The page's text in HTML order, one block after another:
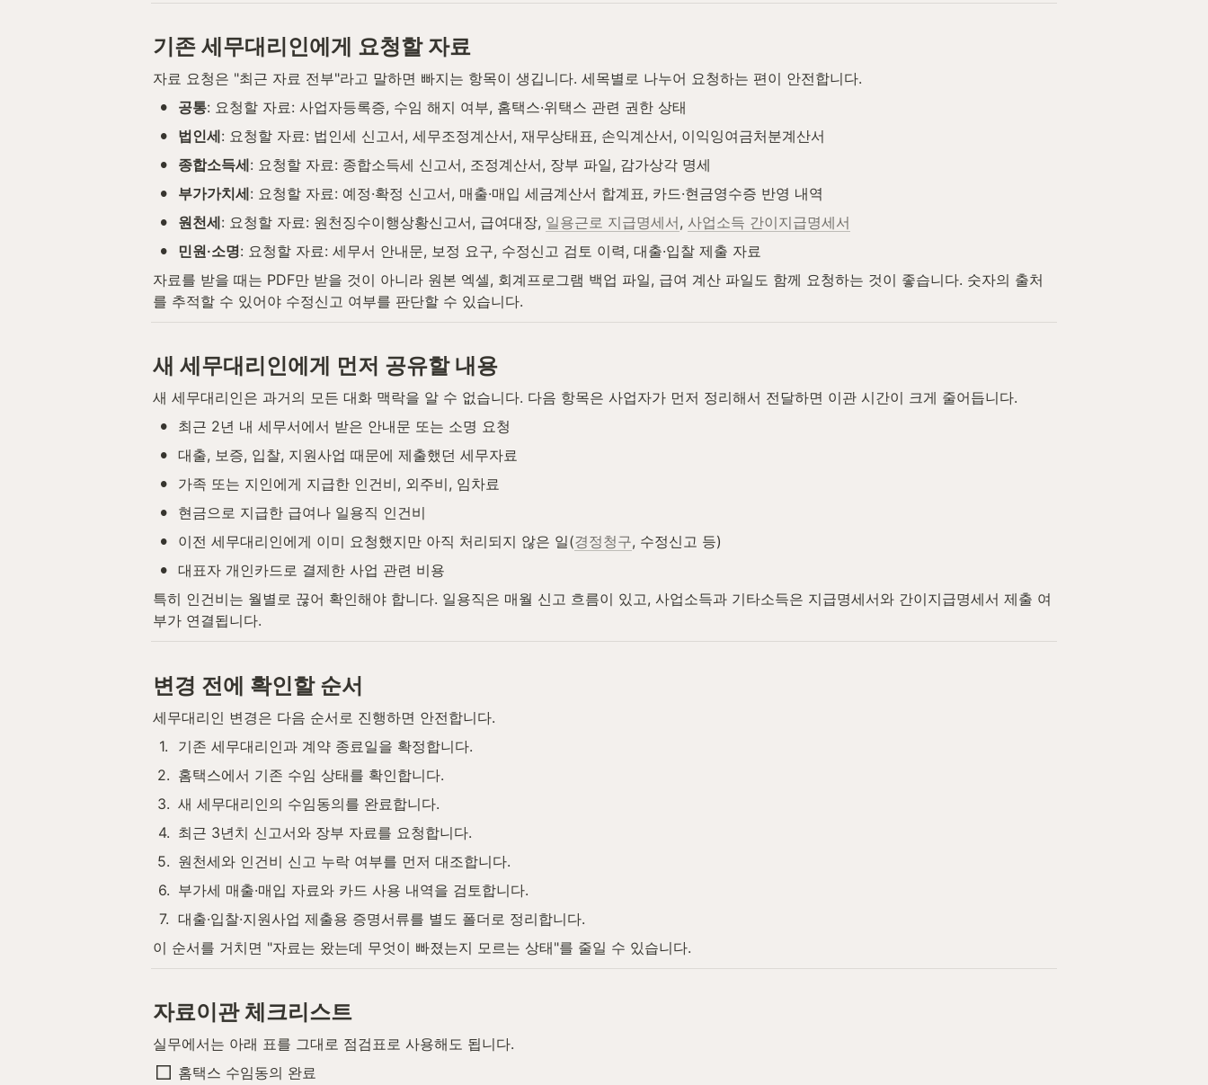
기존 세무대리인에게 요청할 자료
자료 요청은 "최근 자료 전부"라고 말하면 빠지는 항목이 생깁니다. 세목별로 나누어 요청하는 편이 안전합니다.
• 공통: 요청할 자료: 사업자등록증, 수임 해지 여부, 홈택스·위택스 관련 권한 상태
• 법인세: 요청할 자료: 법인세 신고서, 세무조정계산서, 재무상태표, 손익계산서, 이익잉여금처분계산서
• 종합소득세: 요청할 자료: 종합소득세 신고서, 조정계산서, 장부 파일, 감가상각 명세
• 부가가치세: 요청할 자료: 예정·확정 신고서, 매출·매입 세금계산서 합계표, 카드·현금영수증 반영 내역
• 원천세: 요청할 자료: 원천징수이행상황신고서, 급여대장, 일용근로 지급명세서, 사업소득 간이지급명세서
• 민원·소명: 요청할 자료: 세무서 안내문, 보정 요구, 수정신고 검토 이력, 대출·입찰 제출 자료
자료를 받을 때는 PDF만 받을 것이 아니라 원본 엑셀, 회계프로그램 백업 파일, 급여 계산 파일도 함께 요청하는 것이 좋습니다. 숫자의 출처
를 추적할 수 있어야 수정신고 여부를 판단할 수 있습니다.
새 세무대리인에게 먼저 공유할 내용
새 세무대리인은 과거의 모든 대화 맥락을 알 수 없습니다. 다음 항목은 사업자가 먼저 정리해서 전달하면 이관 시간이 크게 줄어듭니다.
• 최근 2년 내 세무서에서 받은 안내문 또는 소명 요청
• 대출, 보증, 입찰, 지원사업 때문에 제출했던 세무자료
• 가족 또는 지인에게 지급한 인건비, 외주비, 임차료
• 현금으로 지급한 급여나 일용직 인건비
• 이전 세무대리인에게 이미 요청했지만 아직 처리되지 않은 일(경정청구, 수정신고 등)
• 대표자 개인카드로 결제한 사업 관련 비용
특히 인건비는 월별로 끊어 확인해야 합니다. 일용직은 매월 신고 흐름이 있고, 사업소득과 기타소득은 지급명세서와 간이지급명세서 제출 여
부가 연결됩니다.
변경 전에 확인할 순서
세무대리인 변경은 다음 순서로 진행하면 안전합니다.
1.
기존 세무대리인과 계약 종료일을 확정합니다.
2. 홈택스에서 기존 수임 상태를 확인합니다.
3. 새 세무대리인의 수임동의를 완료합니다.
4. 최근 3년치 신고서와 장부 자료를 요청합니다.
5. 원천세와 인건비 신고 누락 여부를 먼저 대조합니다.
6. 부가세 매출·매입 자료와 카드 사용 내역을 검토합니다.
7. 대출·입찰·지원사업 제출용 증명서류를 별도 폴더로 정리합니다.
이 순서를 거치면 "자료는 왔는데 무엇이 빠졌는지 모르는 상태"를 줄일 수 있습니다.
자료이관 체크리스트
실무에서는 아래 표를 그대로 점검표로 사용해도 됩니다.
홈택스 수임동의 완료